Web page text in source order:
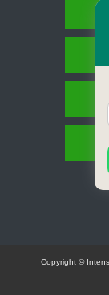
Copyright ©